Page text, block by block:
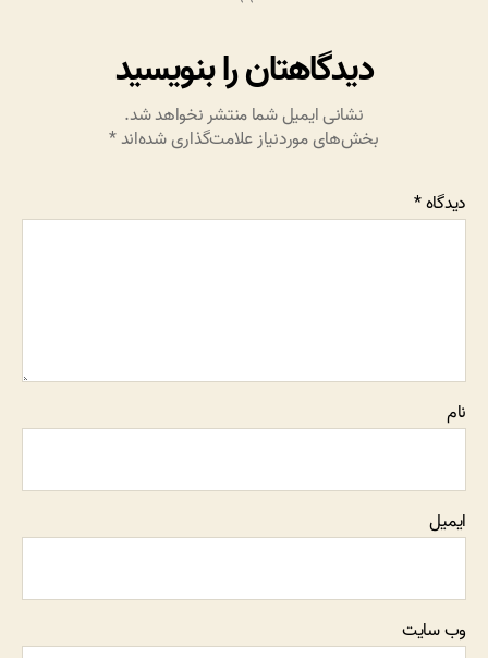
دیدگاهتان را بنویسید
نشانی ایمیل شما منتشر نخواهد شد.
بخش‌های موردنیاز علامت‌گذاری شده‌اند*
دیدگاه*
نام
ایمیل
وب‌ سایت